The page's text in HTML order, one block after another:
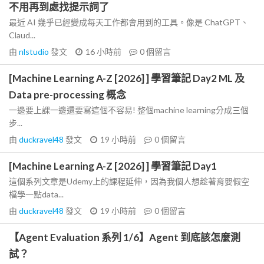
不用再到處找提示詞了
最近 AI 幾乎已經變成每天工作都會用到的工具。像是 ChatGPT、
Claud...
由 nlstudio 發文 16 小時前 0個留言
[Machine Learning A-Z [2026] ] 學習筆記 Day2 ML 及
Data pre-processing 概念
一邊要上課一邊還要寫這個不容易! 整個machine learning分成三個
步...
由 duckravel48 發文 19 小時前 0個留言
[Machine Learning A-Z [2026] ] 學習筆記 Day1
這個系列文章是Udemy上的課程延伸，因為我個人想趁著育嬰假空
檔學一點data...
由 duckravel48 發文 19 小時前 0個留言
【Agent Evaluation 系列 1/6】Agent 到底該怎麼測
試？